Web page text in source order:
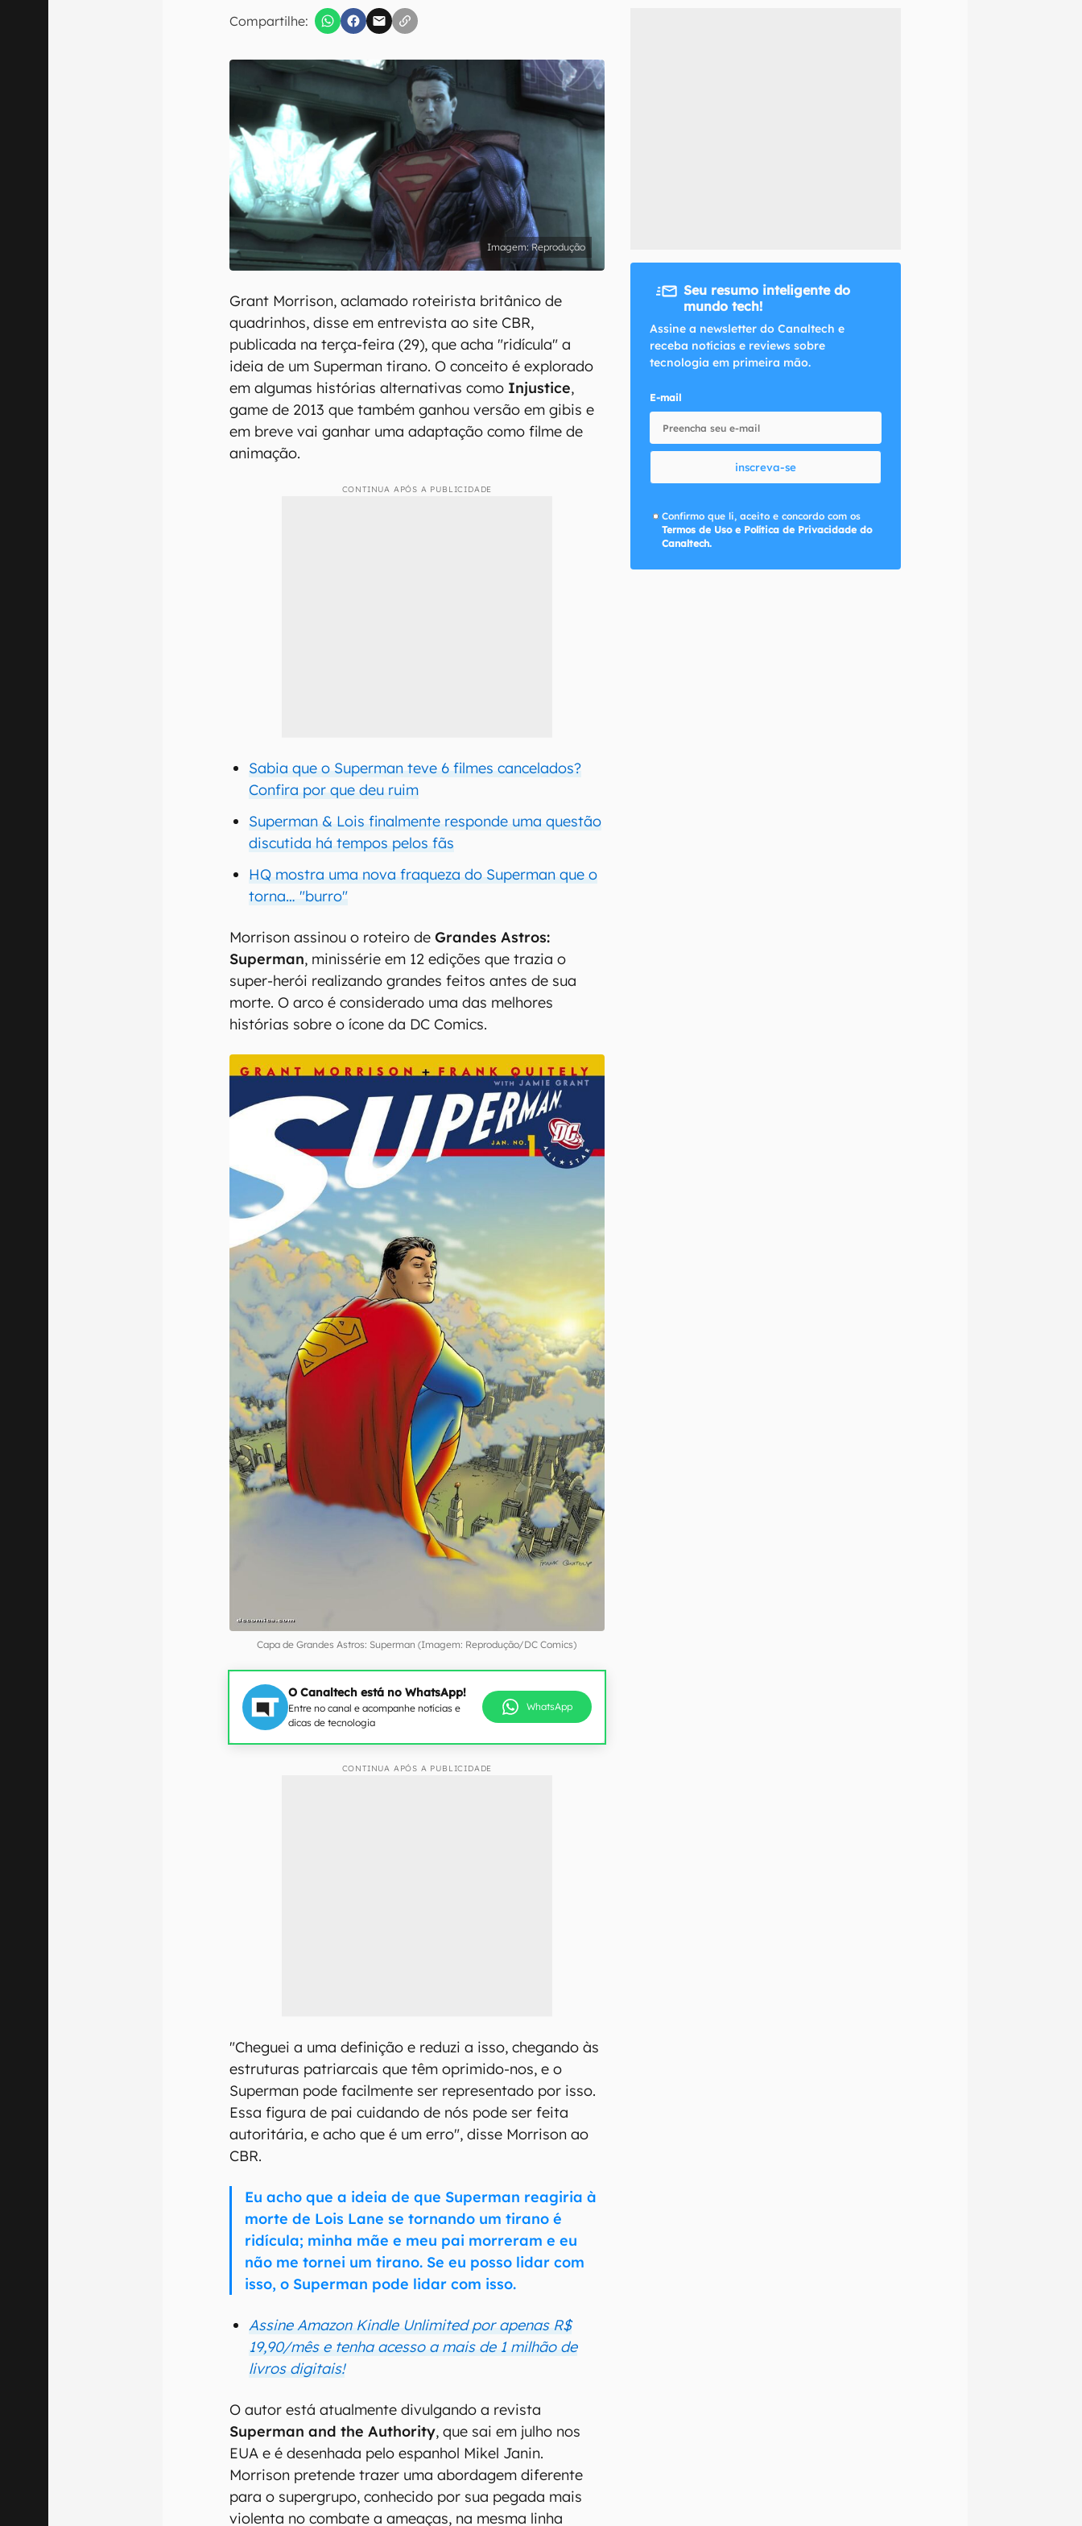
Compartilhe:
Confirmo que li, aceito e concordo com os Termos de Uso e Política de Privacidade do Canaltech.
Reprodução
Grant Morrison, aclamado roteirista britânico de
quadrinhos, disse em entrevista ao site CBR,
publicada na terça-feira (29), que acha "ridícula" a
ideia de um Superman tirano. O conceito é explorado
em algumas histórias alternativas como Injustice,
game de 2013 que também ganhou versão em gibis e
em breve vai ganhar uma adaptação como filme de
animação.
CONTINUA APÓS A PUBLICIDADE
Sabia que o Superman teve 6 filmes cancelados?
Confira por que deu ruim
Superman & Lois finalmente responde uma questão
discutida há tempos pelos fãs
HQ mostra uma nova fraqueza do Superman que o
torna… "burro"
Morrison assinou o roteiro deGrandes Astros:
Superman, minissérie em 12 edições que trazia o
super-herói realizando grandes feitos antes de sua
morte. O arco é considerado uma das melhores
histórias sobre o ícone da DC Comics.
Capa de Grandes Astros: Superman (Imagem: Reprodução/DC Comics)
O Canaltech está no WhatsApp!
Entre no canal e acompanhe notícias e
dicas de tecnologia
WhatsApp
CONTINUA APÓS A PUBLICIDADE
"Cheguei a uma definição e reduzi a isso, chegando às
estruturas patriarcais que têm oprimido-nos, e o
Superman pode facilmente ser representado por isso.
Essa figura de pai cuidando de nós pode ser feita
autoritária, e acho que é um erro", disse Morrison ao
CBR.
Eu acho que a ideia de que Superman reagiria à
morte de Lois Lane se tornando um tirano é
ridícula; minha mãe e meu pai morreram e eu
não me tornei um tirano. Se eu posso lidar com
isso, o Superman pode lidar com isso.
Assine Amazon Kindle Unlimited por apenas R$
19,90/mês e tenha acesso a mais de 1 milhão de
livros digitais!
O autor está atualmente divulgando a revista
Superman and the Authority, que sai em julho nos
EUA e é desenhada pelo espanhol Mikel Janin.
Morrison pretende trazer uma abordagem diferente
para o supergrupo, conhecido por sua pegada mais
violenta no combate a ameaças, na mesma linha
Seu resumo inteligente do
mundo tech!
Assine a newsletter do Canaltech e
receba notícias e reviews sobre
tecnologia em primeira mão.
E-mail
inscreva-se
Confirmo que li, aceito e concordo com os
Termos de Uso e Política de Privacidade do
Canaltech.